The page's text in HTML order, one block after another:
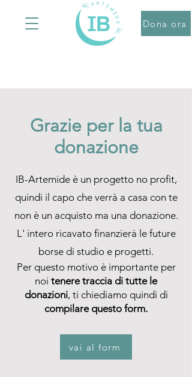
Dona ora
Grazie per la tua
donazione
IB-Artemide è un progetto no profit,
quindi il capo che verrà a casa con te
non è un acquisto ma una donazione.
L' intero ricavato finanzierà le future
borse di studio e progetti.
Per questo motivo è importante per
noi tenere traccia di tutte le
donazioni, ti chiediamo quindi di
compilare questo form.
vai al form